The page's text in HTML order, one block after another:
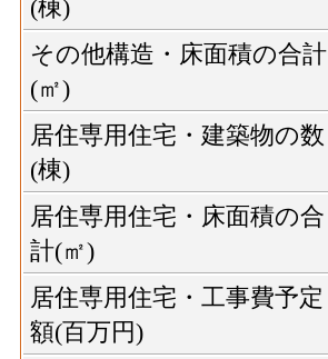
(棟)
その他構造・床面積の合計
(㎡)
居住専用住宅・建築物の数
(棟)
居住専用住宅・床面積の合
計(㎡)
居住専用住宅・工事費予定
額(百万円)